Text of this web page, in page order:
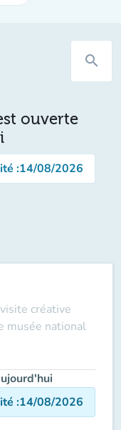
search
ouverte
:14/08/2026
créative
musée national
:14/08/2026